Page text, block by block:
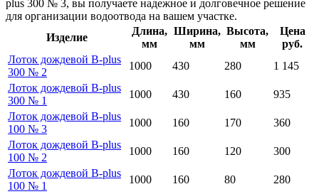
plus 300 № 3, вы получаете надежное и долговечное решение
для организации водоотвода на вашем участке.
Изделие
Длина,
мм
Ширина,
мм
Высота,
мм
Цена
руб.
Лоток дождевой B-plus
300 № 2
1000 430 280
1 145
Лоток дождевой B-plus
300 № 1
1000 430 160
935
Лоток дождевой B-plus
100 № 3
1000 160 170
360
Лоток дождевой B-plus
100 № 2
1000 160 120
300
Лоток дождевой B-plus
100 № 1
1000 160 80 280